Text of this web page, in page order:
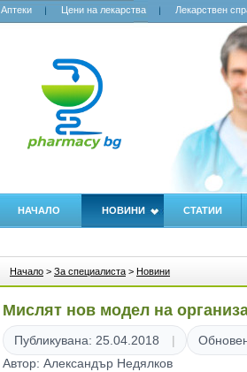
Аптеки Цени на лекарства Лекарствен
НАЧАЛО НОВИНИ СТАТИИ
Начало > За специалиста > Новини
Мислят нов модел на
Публикувана: 25.04.2018
Автор: Александър Недялков